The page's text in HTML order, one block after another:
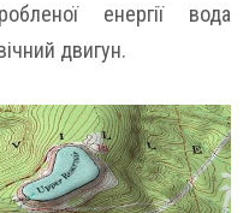
енергії вода
двигун.